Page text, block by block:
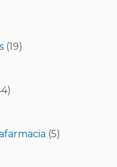
Puedes probar
Si
de cistitis o si tus
buscar atención
evaluar tus
y
¿Cuándo se
problemas …
(19)
(5)